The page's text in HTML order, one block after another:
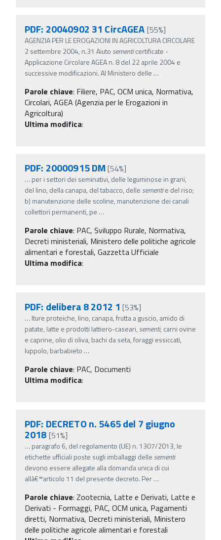
PDF: 20040902 31 CircAGEA [55%]
AGENZIA PER LE EROGAZIONI IN AGRICOLTURA CIRCOLARE
2 settembre 2004, n.31 Aiuto sementicertificate -
Applicazione Circolare AGEA n. 8 del 22 aprile 2004 e
successive modificazioni. Al Ministero delle …
Parole chiave: Filiere, PAC, OCM unica, Normativa,
Circolari, AGEA (Agenzia per le Erogazioni in
Agricoltura)
Ultima modifica:
PDF: 20000915 DM [54%]
… per i settori dei seminativi, delle leguminose in grani,
del lino, della canapa, del tabacco, delle sementie del riso;
b) manutenzione delle scoline, manutenzione dei canali
collettori permanenti, pe …
Parole chiave: PAC, Sviluppo Rurale, Normativa,
Decreti ministeriali, Ministero delle politiche agricole
alimentari e forestali, Gazzetta Ufficiale
Ultima modifica:
PDF: delibera 8 2012 1[53%]
… lture proteiche, lino, canapa, frutta a guscio, amido di
patate, latte e prodotti lattiero-caseari, sementi, carni ovine
e caprine, olio di oliva, bachi da seta, foraggi essiccati,
luppolo, barbabieto …
Parole chiave: PAC, Documenti
Ultima modifica:
PDF: DECRETO n. 5465 del 7 giugno
2018 [51%]
… paragrafo 6, del regolamento (UE) n. 1307/2013, le
etichette ufficiali poste sugli imballaggi delle sementi
devono essere allegate alla domanda unica di cui
allâ€™articolo 11 del presente decreto. Per…
Parole chiave: Zootecnia, Latte e Derivati, Latte e
Derivati - Formaggi, PAC, OCM unica, Pagamenti
diretti, Normativa, Decreti ministeriali, Ministero
delle politiche agricole alimentari e forestali